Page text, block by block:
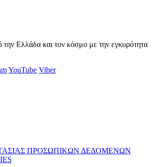
την Ελλάδα και τον κόσμο με την εγκυρότητα
YouTube Viber
ΠΡΟΣΩΠΙΚΩΝ ΔΕΔΟΜΕΝΩΝ